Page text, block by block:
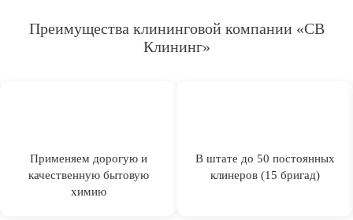
Преимущества клининговой компании «СВ
Клининг»
Применяем дорогую и
качественную бытовую
химию
В штате до 50 постоянных
клинеров (15 бригад)